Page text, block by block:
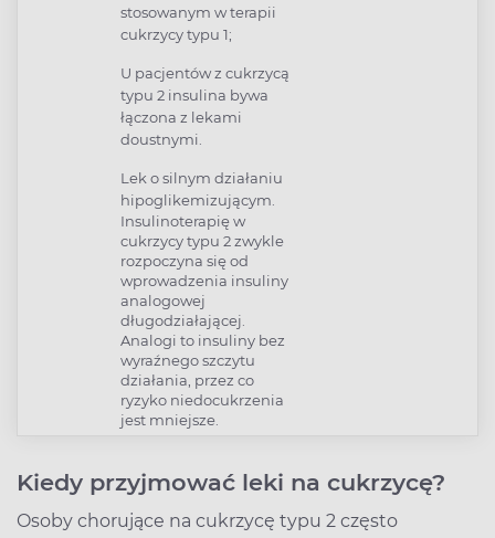
stosowanym w terapii
cukrzycy typu 1;
U pacjentów z cukrzycą
typu 2 insulina bywa
łączona z lekami
doustnymi.
Lek o silnym działaniu
hipoglikemizującym.
Insulinoterapię w
cukrzycy typu 2 zwykle
rozpoczyna się od
wprowadzenia insuliny
analogowej
długodziałającej.
Analogi to insuliny bez
wyraźnego szczytu
działania, przez co
ryzyko niedocukrzenia
jest mniejsze.
Kiedy przyjmować leki na cukrzycę?
Osoby chorujące na cukrzycę typu 2 często